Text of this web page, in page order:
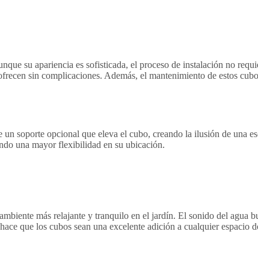
su apariencia es sofisticada, el proceso de instalación no
sin complicaciones. Además, el mantenimiento de estos
soporte opcional que eleva el cubo, creando la ilusión de una
una mayor flexibilidad en su ubicación.
más relajante y tranquilo en el jardín. El sonido del agua
que los cubos sean una excelente adición a cualquier espacio